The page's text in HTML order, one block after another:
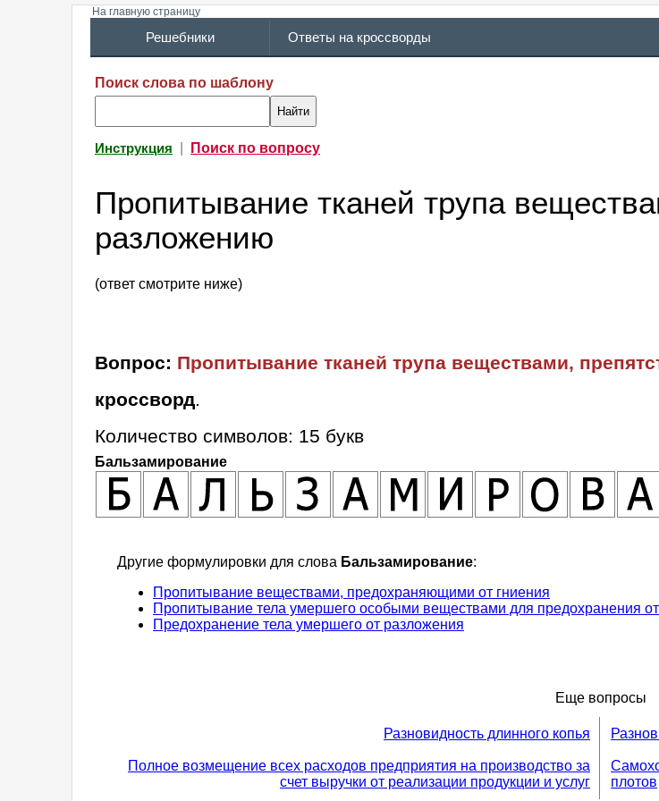
На главную страницу
Решебники Ответы на кроссворды
Поиск слова по шаблону
Инструкция Поиск по вопросу
Пропитывание тканей трупа
разложению
(ответ смотрите ниже)
Вопрос: Пропитывание тканей трупа веществами,
кроссворд.
Количество символов: 15 букв
Бальзамирование
Другие формулировки для слова Бальзамирование:
Пропитывание веществами, предохраняющими от гниения
Пропитывание тела умершего особыми веществами для предохранения от
Предохранение тела умершего от разложения
Еще вопросы
Разновидность длинного копья
Полное возмещение всех расходов предприятия на производство за
счет выручки от реализации продукции и услуг
плотов